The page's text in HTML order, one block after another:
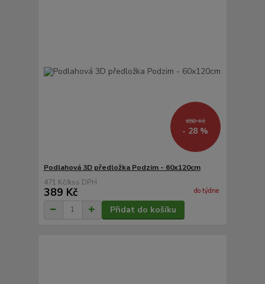
658 Kč
- 28 %
Podlahová 3D předložka Podzim - 60x120cm
471 Kč/ks
389 Kč do týdne
Přidat do košíku